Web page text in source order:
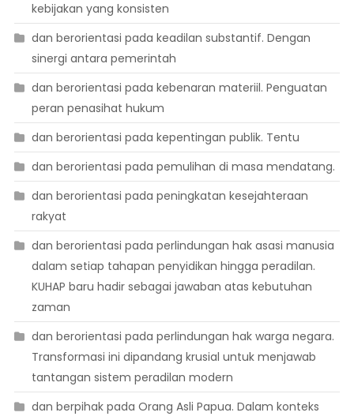
kebijakan yang konsisten
dan berorientasi pada keadilan substantif. Dengan
sinergi antara pemerintah
dan berorientasi pada kebenaran materiil. Penguatan
peran penasihat hukum
dan berorientasi pada kepentingan publik. Tentu
dan berorientasi pada pemulihan di masa mendatang.
dan berorientasi pada peningkatan kesejahteraan
rakyat
dan berorientasi pada perlindungan hak asasi manusia
dalam setiap tahapan penyidikan hingga peradilan.
KUHAP baru hadir sebagai jawaban atas kebutuhan
zaman
dan berorientasi pada perlindungan hak warga negara.
Transformasi ini dipandang krusial untuk menjawab
tantangan sistem peradilan modern
dan berpihak pada Orang Asli Papua. Dalam konteks